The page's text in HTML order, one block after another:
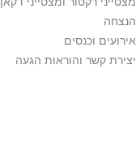
הנצחה
אירועים וכנסים
יצירת קשר והוראות הגעה